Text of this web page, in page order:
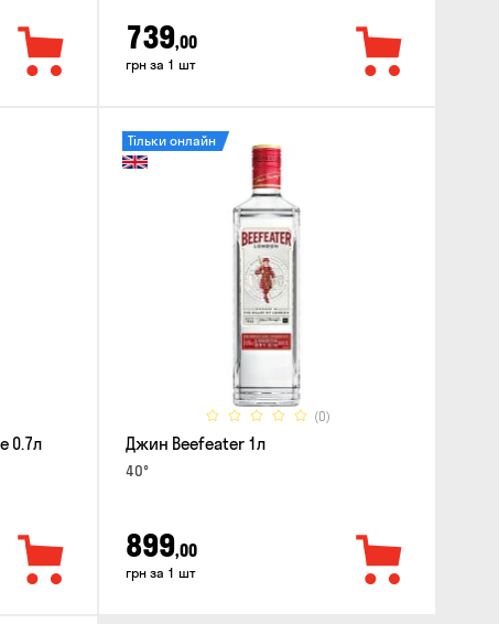
739,00
грн за 1 шт
0.7л
(0)
Тільки онлайн
Джин Beefeater 1л
40°
899,00
грн за 1 шт